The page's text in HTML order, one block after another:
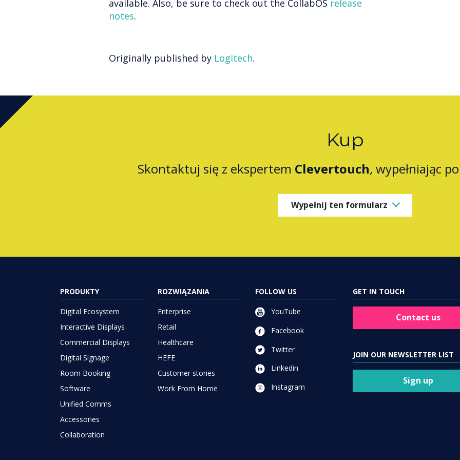
available. Also, be sure to check out the CollabOS release
notes.
Originally published by Logitech.
Kup
Skontaktuj się z ekspertem Clevertouch, wypełniając
Wypełnij ten formularz
PRODUKTY
Digital Ecosystem
Interactive Displays
Commercial Displays
Digital Signage
Room Booking
Software
Unified Comms
Accessories
Collaboration
ROZWIĄZANIA
Enterprise
Retail
Healthcare
HEFE
Customer stories
Work From Home
FOLLOW US
YouTube
Facebook
Twitter
Linkedin
Instagram
GET IN TOUCH
Contact us
JOIN OUR NEWSLETTER LIST
Sign up